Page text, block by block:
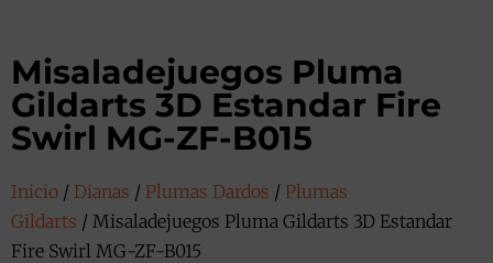
Misaladejuegos Pluma
Gildarts 3D Estandar Fire
Swirl MG-ZF-B015
Inicio / Dianas / Plumas Dardos / Plumas
Gildarts / Misaladejuegos Pluma Gildarts 3D Estandar
Fire Swirl MG-ZF-B015